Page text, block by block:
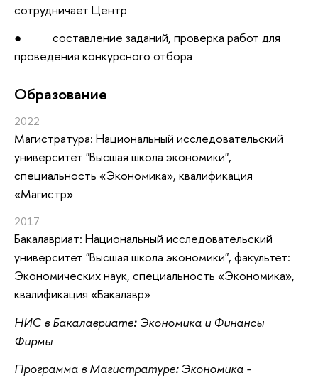
сотрудничает Центр
● составление заданий, проверка работ для
проведения конкурсного отбора
Oбразование
2022
Магистратура: Национальный исследовательский
университет "Высшая школа экономики",
специальность «Экономика», квалификация
«Магистр»
2017
Бакалавриат: Национальный исследовательский
университет "Высшая школа экономики", факультет:
Экономических наук, специальность «Экономика»,
квалификация «Бакалавр»
НИС в Бакалавриате:Экономика и Финансы
Фирмы
Программа в Магистратуре:Экономика -